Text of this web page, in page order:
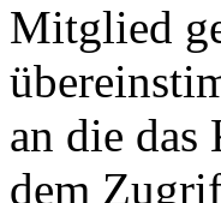
Mitglied
an die
dem